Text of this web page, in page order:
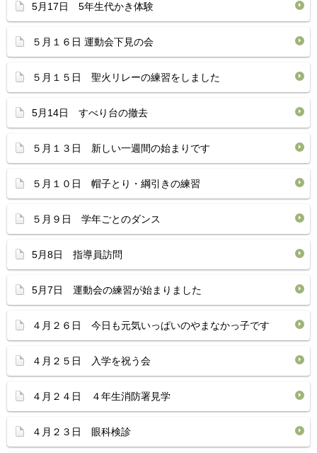
5月17日 5年生代かき体験
５月１６日 運動会下見の会
５月１５日 聖火リレーの練習をしました
5月14日 すべり台の撤去
５月１３日 新しい一週間の始まりです
５月１０日 帽子とり・綱引きの練習
５月９日 学年ごとのダンス
5月8日 指導員訪問
5月7日 運動会の練習が始まりました
４月２６日 今日も元気いっぱいのやまなかっ子です
４月２５日 入学を祝う会
４月２４日 ４年生消防署見学
４月２３日 眼科検診